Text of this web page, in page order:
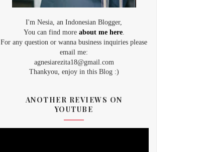
I'm Nesia, an Indonesian Blogger,
You can find more about me here.
For any question or wanna business inquiries please
email me:
agnesiarezita18@gmail.com
Thankyou, enjoy in this Blog :)
ANOTHER REVIEWS ON
YOUTUBE